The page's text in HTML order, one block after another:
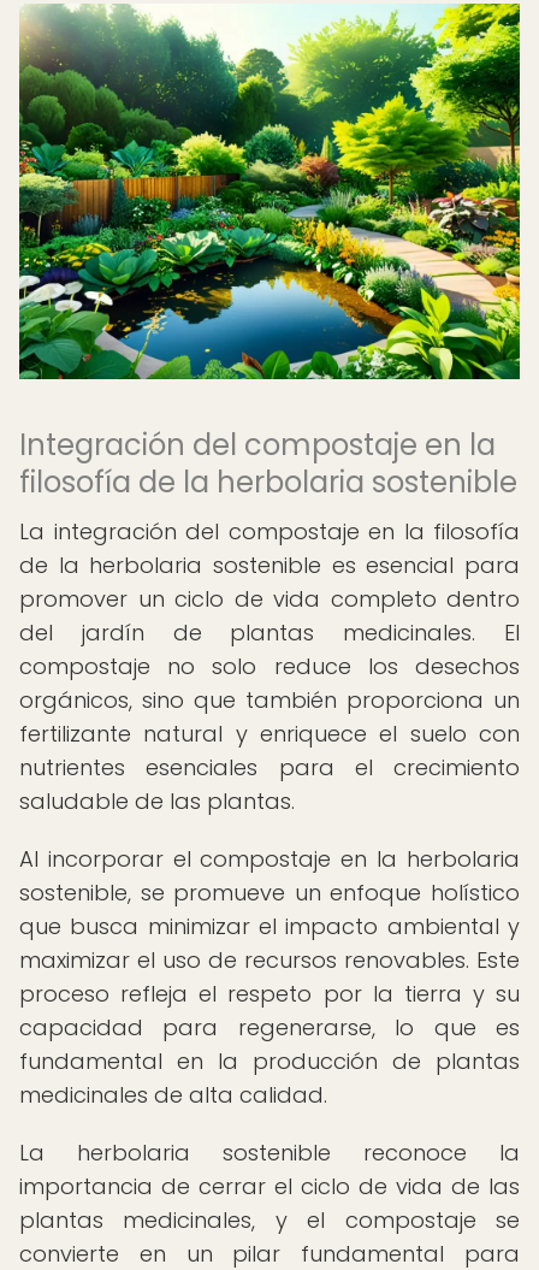
Integración del compostaje en la
filosofía de la herbolaria sostenible
La integración del compostaje en la filosofía
de la herbolaria sostenible es esencial para
promover un ciclo de vida completo dentro
del jardín de plantas medicinales. El
compostaje no solo reduce los desechos
orgánicos, sino que también proporciona un
fertilizante natural y enriquece el suelo con
nutrientes esenciales para el crecimiento
saludable de las plantas.
Al incorporar el compostaje en la herbolaria
sostenible, se promueve un enfoque holístico
que busca minimizar el impacto ambiental y
maximizar el uso de recursos renovables. Este
proceso refleja el respeto por la tierra y su
capacidad para regenerarse, lo que es
fundamental en la producción de plantas
medicinales de alta calidad.
La herbolaria sostenible reconoce la
importancia de cerrar el ciclo de vida de las
plantas medicinales, y el compostaje se
convierte en un pilar fundamental para